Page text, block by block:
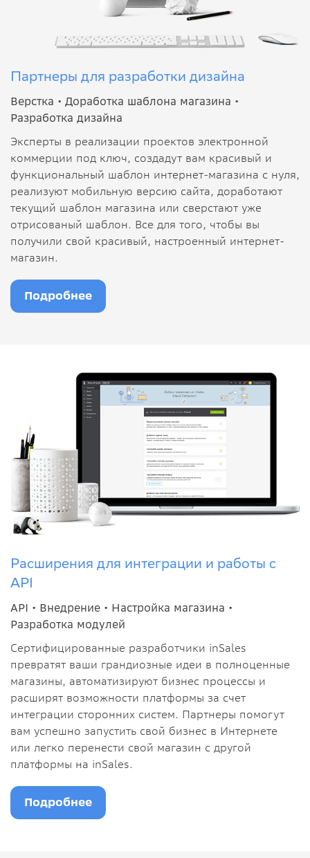
Партнеры для разработки дизайна
Верстка • Доработка шаблона магазина •
Разработка дизайна
Эксперты в реализации проектов электронной
коммерции под ключ, создадут вам красивый и
функциональный шаблон интернет-магазина с нуля,
реализуют мобильную версию сайта, доработают
текущий шаблон магазина или сверстают уже
отрисованый шаблон. Все для того, чтобы вы
получили свой красивый, настроенный интернет-
магазин.
Подробнее
Расширения для интеграции и работы с
API
API • Внедрение • Настройка магазина •
Разработка модулей
Сертифицированные разработчики inSales
превратят ваши грандиозные идеи в полноценные
магазины, автоматизируют бизнес процессы и
расширят возможности платформы за счет
интеграции сторонних систем. Партнеры помогут
вам успешно запустить свой бизнес в Интернете
или легко перенести свой магазин с другой
платформы на inSales.
Подробнее